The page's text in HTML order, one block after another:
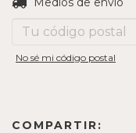
No sé mi código postal
COMPARTIR: